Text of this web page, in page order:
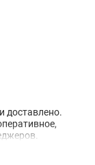
доставлено.